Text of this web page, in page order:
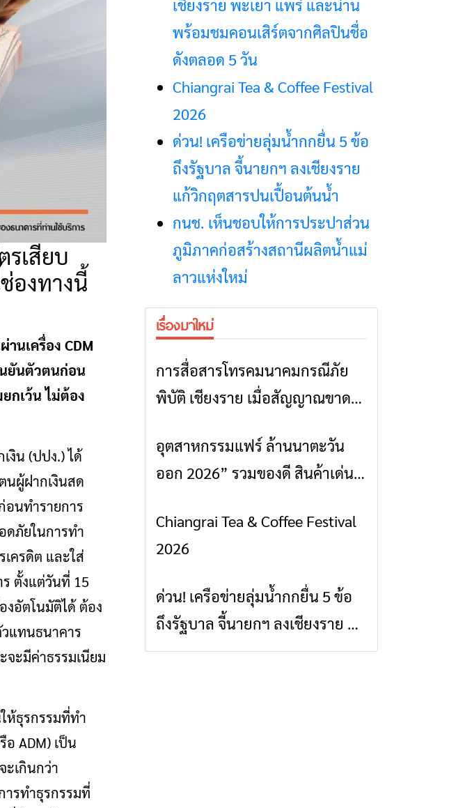
รเสียบ
องทางนี้
นเครื่อง CDM
นยันตัวตนก่อน
กเว้น ไม่ต้อง
งิน (ปปง.) ได้
นผู้ฝากเงินสด
อนทำรายการ
ดภัยในการทำ
ครดิต และใส่
ตั้งแต่วันที่ 15
งอัตโนมัติได้ ต้อง
แทนธนาคาร
ะมีค่าธรรมเนียม
ห้ธุรกรรมที่ทํา
อ ADM) เป็น
ะเกินกว่า
ารทำธุรกรรมที่
เชียงราย พะเยา แพร่ และน่าน
พร้อมชมคอนเสิร์ตจากศิลปินชื่อ
ดังตลอด 5 วัน
Chiangrai Tea & Coffee Festival
2026
ด่วน! เครือข่ายลุ่มน้ำกกยื่น 5 ข้อ
ถึงรัฐบาล จี้นายกฯ ลงเชียงราย
แก้วิกฤตสารปนเปื้อนต้นน้ำ
กนช. เห็นชอบให้การประปาส่วน
ภูมิภาคก่อสร้างสถานีผลิตน้ำแม่
ลาวแห่งใหม่
เรื่องมาใหม่
ข่าวเชียงราย
การสื่อสารโทรคมนาคมกรณีภัย
พิบัติ เชียงราย เมื่อสัญญาณขาด
ข่าวเชียงราย
อุตสาหกรรมแฟร์ ล้านนาตะวัน
ออก 2026” รวมของดี สินค้าเด่น
เชียงราย พะเยา แพร่ และน่าน
พร้อมชมคอนเสิร์ตจากศิลปินชื่อ
ข่าวเชียงราย
Chiangrai Tea & Coffee Festival
2026
ข่าวเชียงราย
ด่วน! เครือข่ายลุ่มน้ำกกยื่น 5 ข้อ
ถึงรัฐบาล จี้นายกฯ ลงเชียงราย แก้
วิกฤตสารปนเปื้อนต้นน้ำ